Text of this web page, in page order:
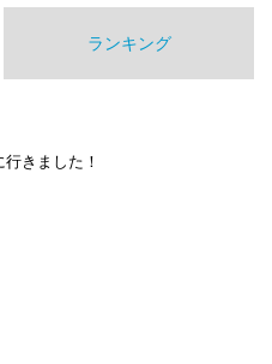
ランキング
きました！